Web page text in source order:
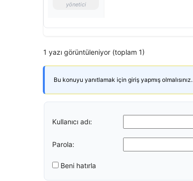
yönetici
1 yazı görüntüleniyor (toplam 1)
Bu konuyu yanıtlamak için giriş yapmış olmalısınız.
Kullanıcı adı:
Parola:
Beni hatırla